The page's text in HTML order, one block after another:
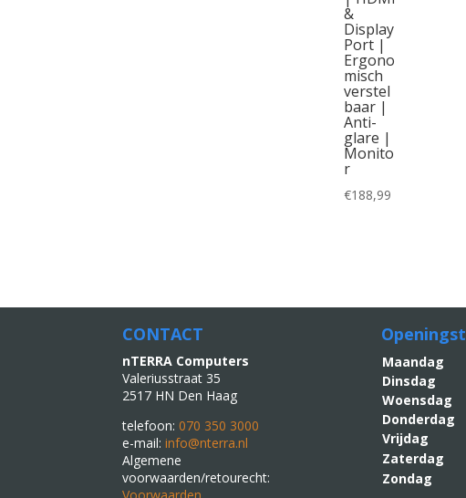
&
Display
Port |
Ergono
misch
verstel
baar |
Anti-
glare |
Monito
r
€188,99
CONTACT
nTERRA Computers
Valeriusstraat 35
2517 HN Den Haag
telefoon:070 350 3000
e-mail:info@nterra.nl
Algemene
voorwaarden/retourecht:
Dinsdag
Woensdag
Donderdag
Vrijdag
Zaterdag
Zondag